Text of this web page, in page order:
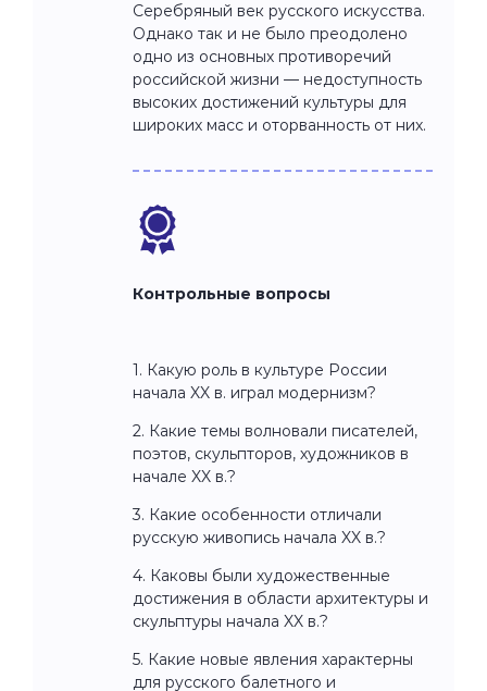
Серебряный век русского искусства.
Однако так и не было преодолено
одно из основных противоречий
российской жизни — недоступность
высоких достижений культуры для
широких масс и оторванность от них.
Контрольные вопросы
1. Какую роль в культуре России
начала XX в. играл модернизм?
2. Какие темы волновали писателей,
поэтов, скульпторов, художников в
начале XX в.?
3. Какие особенности отличали
русскую живопись начала XX в.?
4. Каковы были художественные
достижения в области архитектуры и
скульптуры начала XX в.?
5. Какие новые явления характерны
для русского балетного и